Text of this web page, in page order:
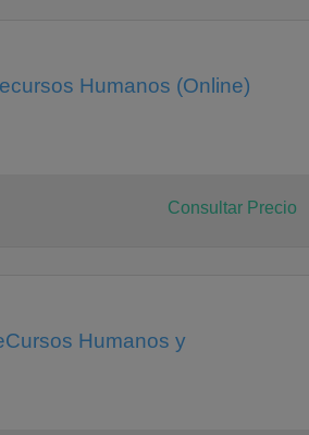
Humanos (Online)
Consultar Precio
Humanos y